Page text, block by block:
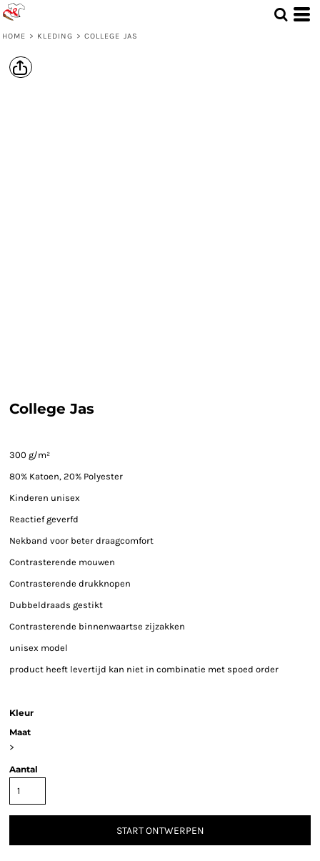
HOME > KLEDING > COLLEGE JAS
College Jas
300 g/m²
80% Katoen, 20% Polyester
Kinderen unisex
Reactief geverfd
Nekband voor beter draagcomfort
Contrasterende mouwen
Contrasterende drukknopen
Dubbeldraads gestikt
Contrasterende binnenwaartse zijzakken
unisex model
product heeft levertijd kan niet in combinatie met spoed order
Kleur
Maat
>
Aantal
START ONTWERPEN